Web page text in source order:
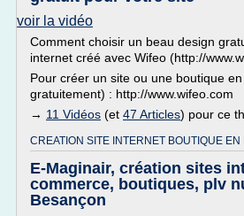
voir la vidéo
Comment choisir un beau design
internet créé avec Wifeo (http://
Pour créer un site ou une boutique
gratuitement) : http://www.wifeo.com
→ 11 Vidéos (et 47 Articles) pour ce
CREATION SITE INTERNET BOUTIQUE EN
E-Maginair, création sites
commerce, boutiques, plv
Besançon